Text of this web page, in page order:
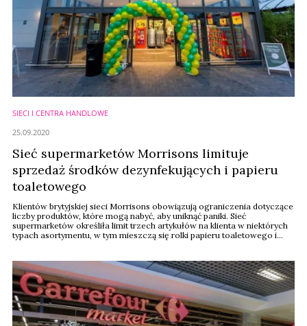
SIECI I CENTRA HANDLOWE
Sieć supermarketów Morrisons limituje
sprzedaż środków dezynfekujących i papieru
toaletowego
Klientów brytyjskiej sieci Morrisons obowiązują ograniczenia dotyczące
liczby produktów, które mogą nabyć, aby uniknąć paniki. Sieć
supermarketów określiła limit trzech artykułów na klienta w niektórych
typach asortymentu, w tym mieszczą się rolki papieru toaletowego i
25.09.2020